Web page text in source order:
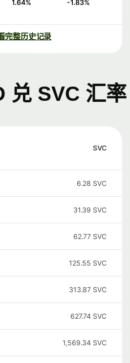
1.64% -1.83%
完整历史记录
兑 SVC 汇率
SVC
6.28 SVC
31.39 SVC
62.77 SVC
125.55 SVC
313.87 SVC
627.74 SVC
1,569.34 SVC